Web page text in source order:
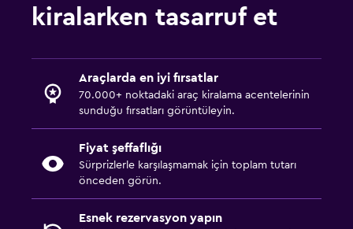
kiralarken tasarruf et
Araçlarda en iyi fırsatlar
70.000+ noktadaki araç kiralama acentelerinin
sunduğu fırsatları görüntüleyin.
Fiyat şeffaflığı
Sürprizlerle karşılaşmamak için toplam tutarı
önceden görün.
Esnek rezervasyon yapın